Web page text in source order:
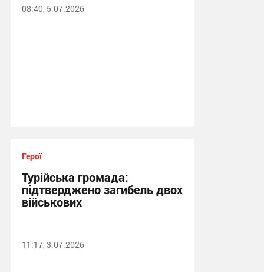
08:40, 5.07.2026
Герої
Турійська громада:
підтверджено загибель двох
військових
11:17, 3.07.2026